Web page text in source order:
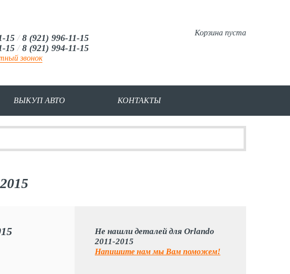
Корзина пуста
15 / 8 (921) 996-11-15
15 / 8 (921) 994-11-15
звонок
ВЫКУП АВТО КОНТАКТЫ
Не нашли деталей для Orlando
2011-2015
Напишите нам мы Вам поможем!